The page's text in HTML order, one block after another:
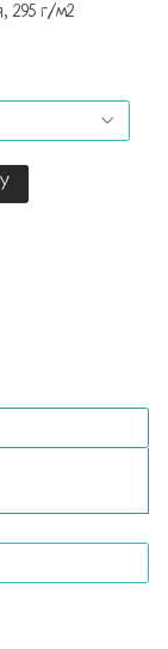
295 г/м2